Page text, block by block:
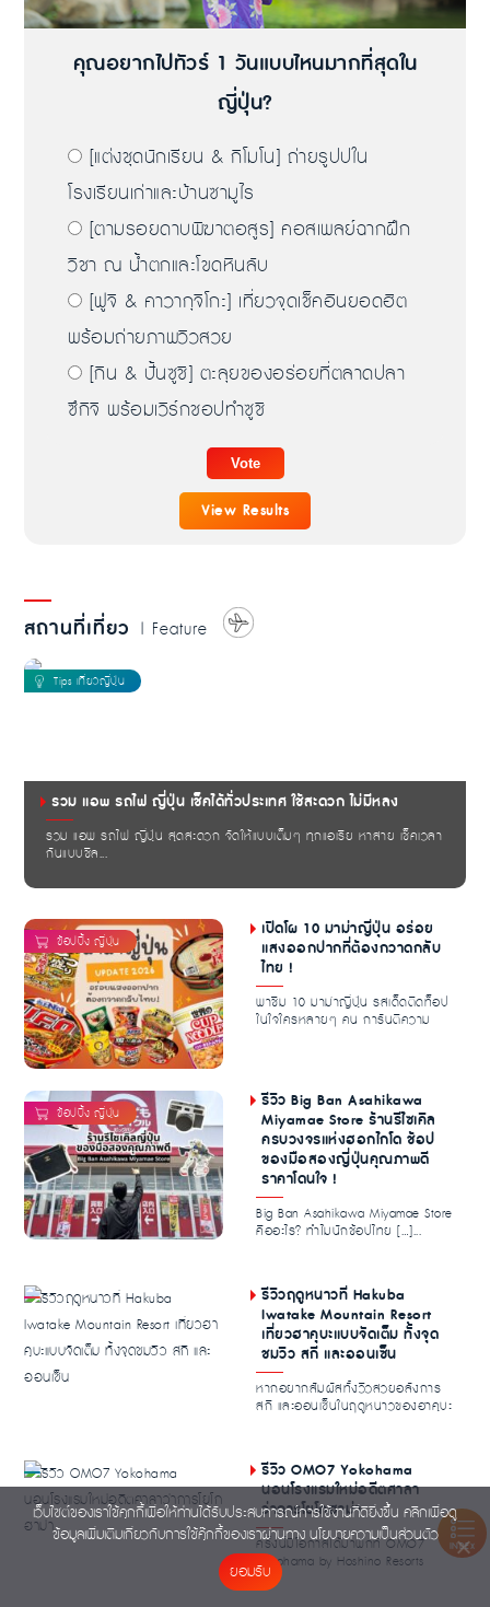
INDEX
คุณอยากไปทัวร์ 1 วันแบบไหนมากที่สุดใน
ญี่ปุ่น?
[แต่งชุดนักเรียน & กิโมโน] ถ่ายรูปปใน
โรงเรียนเก่าและบ้านซามูไร
[ตามรอยดาบพิฆาตอสูร] คอสเพลย์ฉากฝึก
วิชา ณ น้ำตกและโขดหินลับ
[ฟูจิ & คาวากุจิโกะ] เที่ยวจุดเช็คอินยอดฮิต
พร้อมถ่ายภาพวิวสวย
[กิน & ปั้นซูชิ] ตะลุยของอร่อยที่ตลาดปลา
ซึกิจิ พร้อมเวิร์กชอปทำซูชิ
View Results
สถานที่เที่ยว | Feature
รวม แอพ รถไฟ ญี่ปุ่น เช็คได้ทั่วประเทศ ใช้สะดวก ไม่มีหลง
รวม แอพ รถไฟ ญี่ปุ่น สุดสะดวก จัดให้แบบเต็มๆ ทุกแอเรีย หาสาย เช็คเวลา
กันแบบชิล...
เปิดโผ 10 มาม่าญี่ปุ่น อร่อย
แสงออกปากที่ต้องกวาดกลับ
ไทย !
พาชิม 10 มาม่าญี่ปุ่น รสเด็ดติดท็อป
ในใจใครหลายๆ คน การันตีความ
รีวิว Big Ban Asahikawa
Miyamae Store ร้านรีไซเคิล
ครบวงจรแห่งฮอกไกโด ช้อป
ของมือสองญี่ปุ่นคุณภาพดี
ราคาโดนใจ !
Big Ban Asahikawa Miyamae Store
คืออะไร? ทำไมนักช้อปไทย […]...
รีวิวฤดูหนาวที่ Hakuba
Iwatake Mountain Resort
เที่ยวฮาคุบะแบบจัดเต็ม ทั้งจุด
ชมวิว สกี และออนเซ็น
หากอยากสัมผัสทั้งวิวสวยอลังการ
สกี และออนเซ็นในฤดูหนาวของฮาคุบะ
รีวิว OMO7 Yokohama
นอนโรงแรมใหม่อดีตศาลา
ว่าการโยโกฮาม่า
ครั้งนี้มีโอกาสได้มาพักที่ OMO7
Yokohama by Hoshino Resorts
โรงแรมใหม่ในโยโกฮา...
เว็บไซต์ของเราใช้คุกกี้เพื่อให้ท่านได้รับประสบการณ์การใช้งานที่ดียิ่งขึ้น คลิกเพื่อดู
ข้อมูลเพิ่มเติมเกี่ยวกับการใช้คุ๊กกี้ของเราผ่านทาง นโยบายความเป็นส่วนตัว
ยอมรับ